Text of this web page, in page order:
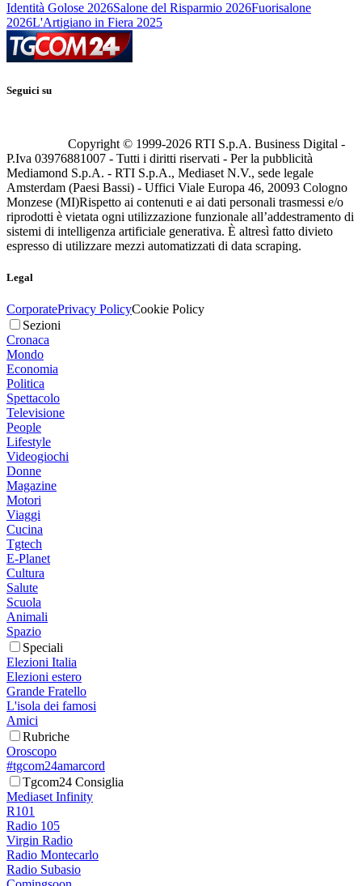
Identità Golose 2026Salone del Risparmio 2026Fuorisalone
2026L'Artigiano in Fiera 2025
Seguici su
Copyright © 1999-2026 RTI S.p.A. Business Digital -
P.Iva 03976881007 - Tutti i diritti riservati - Per la pubblicità
Mediamond S.p.A. - RTI S.p.A., Mediaset N.V., sede legale
Amsterdam (Paesi Bassi) - Uffici Viale Europa 46, 20093 Cologno
Monzese (MI)Rispetto ai contenuti e ai dati personali trasmessi e/o
riprodotti è vietata ogni utilizzazione funzionale all’addestramento di
sistemi di intelligenza artificiale generativa. È altresì fatto divieto
espresso di utilizzare mezzi automatizzati di data scraping.
Legal
CorporatePrivacy PolicyCookie Policy
Sezioni
Cronaca
Mondo
Economia
Politica
Spettacolo
Televisione
People
Lifestyle
Videogiochi
Donne
Magazine
Motori
Viaggi
Cucina
Tgtech
E-Planet
Cultura
Salute
Scuola
Animali
Spazio
Speciali
Elezioni Italia
Elezioni estero
Grande Fratello
L'isola dei famosi
Amici
Rubriche
Oroscopo
#tgcom24amarcord
Tgcom24 Consiglia
Mediaset Infinity
R101
Radio 105
Virgin Radio
Radio Montecarlo
Radio Subasio